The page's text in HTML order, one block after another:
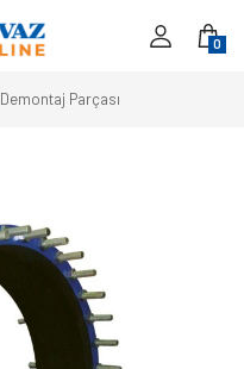
0
Demontaj Parçası